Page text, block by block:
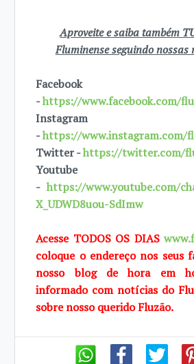
Aproveite e saiba também
Fluminense seguindo nossas
Facebook
-https://www.facebook.com/
Instagram
-https://www.instagram.com/
Twitter -https://twitter.com/
Youtube
-https://www.youtube.com/
X_UDWD8uou-SdImw
Acesse TODOS OS DIAS
coloque o endereço nos seus
nosso blog de hora em
informado com notícias do
sobre nosso querido Fluzão.